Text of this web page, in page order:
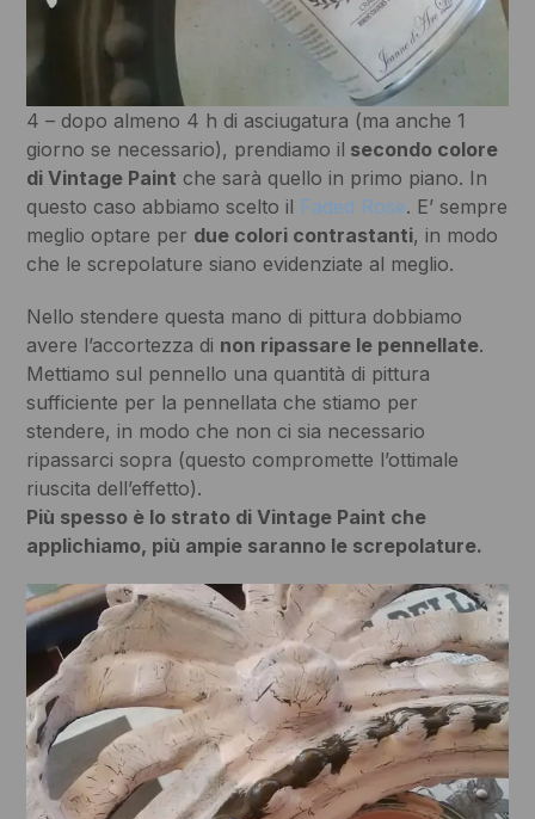
4 – dopo almeno 4 h di asciugatura (ma anche 1
giorno se necessario), prendiamo il secondo colore
di Vintage Paint che sarà quello in primo piano. In
questo caso abbiamo scelto il Faded Rose. E’ sempre
meglio optare per due colori contrastanti, in modo
che le screpolature siano evidenziate al meglio.
Nello stendere questa mano di pittura dobbiamo
avere l’accortezza di non ripassare le pennellate.
Mettiamo sul pennello una quantità di pittura
sufficiente per la pennellata che stiamo per
stendere, in modo che non ci sia necessario
ripassarci sopra (questo compromette l’ottimale
riuscita dell’effetto).
Più spesso è lo strato di Vintage Paint che
applichiamo, più ampie saranno le screpolature.